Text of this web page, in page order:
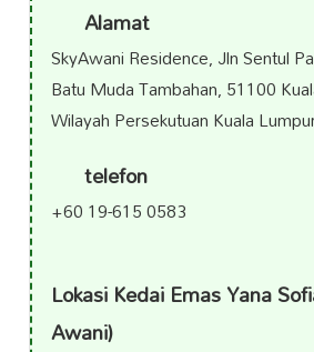
Alamat
SkyAwani Residence, Jln Sentul
Batu Muda Tambahan, 51100
Wilayah Persekutuan Kuala
telefon
+60 19-615 0583
Lokasi Kedai Emas Yana
Awani)